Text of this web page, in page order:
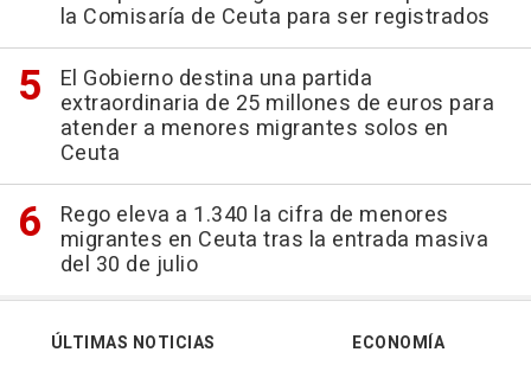
la Comisaría de Ceuta para ser registrados
El Gobierno destina una partida
extraordinaria de 25 millones de euros para
atender a menores migrantes solos en
Ceuta
Rego eleva a 1.340 la cifra de menores
migrantes en Ceuta tras la entrada masiva
del 30 de julio
ÚLTIMAS NOTICIAS
ECONOMÍA